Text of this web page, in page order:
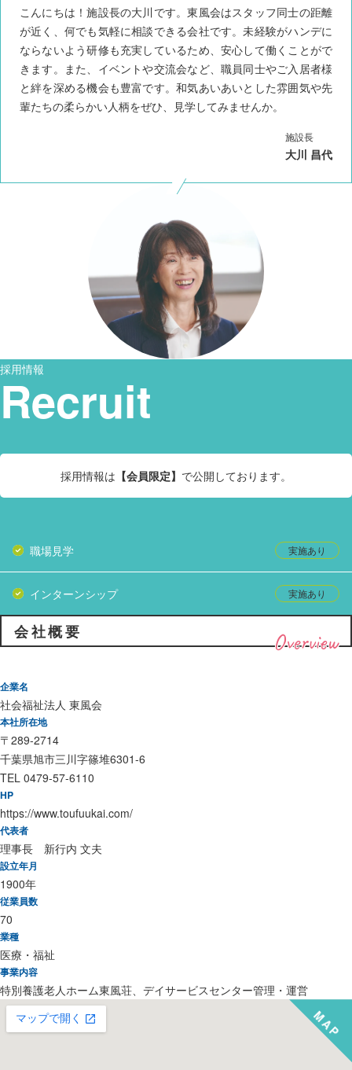
こんにちは！施設長の大川です。東風会はスタッフ同士の距離
が近く、何でも気軽に相談できる会社です。未経験がハンデに
ならないよう研修も充実しているため、安心して働くことがで
きます。また、イベントや交流会など、職員同士やご入居者様
と絆を深める機会も豊富です。和気あいあいとした雰囲気や先
輩たちの柔らかい人柄をぜひ、見学してみませんか。
施設長
大川 昌代
採用情報
Recruit
採用情報は 【会員限定】 で公開しております。
職場見学
インターンシップ
Overview
会社概要
企業名
社会福祉法人 東風会
本社所在地
〒289-2714
千葉県旭市三川字篠堆6301-6
TEL 0479-57-6110
HP
https://www.toufuukai.com/
代表者
理事長 新行内 文夫
設立年月
1900年
従業員数
70
業種
医療・福祉
事業内容
特別養護老人ホーム東風荘、デイサービスセンター管理・運営